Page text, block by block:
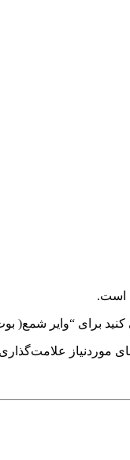
است.
“وایر شمع( بوت کوئل)
موردنیاز